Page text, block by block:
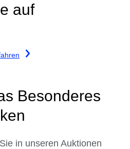
auf
Besonderes
in unseren Auktionen